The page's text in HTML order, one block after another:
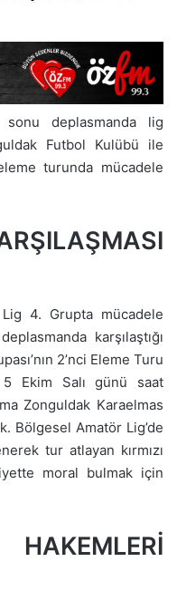
sonu deplasmanda lig
Futbol Kulübü ile
turunda mücadele
4. Grupta mücadele
karşılaştığı
2’nci Eleme Turu
5 Ekim Salı günü saat
Zonguldak Karaelmas
Bölgesel Amatör Lig’de
tur atlayan kırmızı
moral bulmak için
HAKEMLERİ